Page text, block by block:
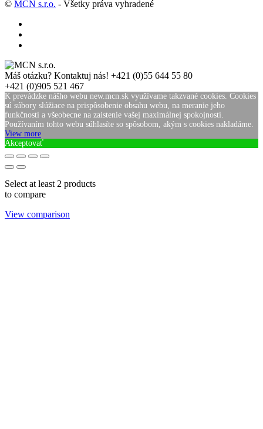
© MCN s.r.o. - Všetky práva vyhradené
Máš otázku? Kontaktuj nás! +421 (0)55 644 55 80
+421 (0)905 521 467
K prevádzke nášho webu new.mcn.sk využívame takzvané cookies. Cookies
sú súbory slúžiace na prispôsobenie obsahu webu, na meranie jeho
funkčnosti a všeobecne na zaistenie vašej maximálnej spokojnosti.
Používaním tohto webu súhlasíte so spôsobom, akým s cookies nakladáme.
View more
Akceptovať
Select at least 2 products
to compare
View comparison